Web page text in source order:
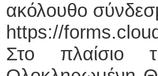
ακόλουθο
https://
Στο πλαίσιο